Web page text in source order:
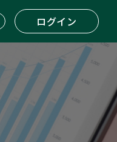
ログイン